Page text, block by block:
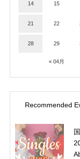
« 04月
14 15
21 22
28 29
Recommended